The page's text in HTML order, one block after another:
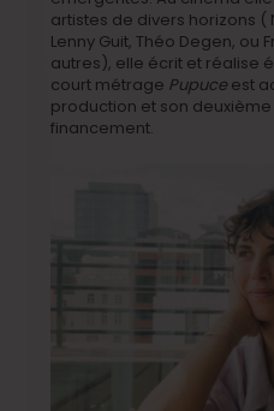
artistes de divers horizons (
Lenny Guit, Théo Degen, ou
autres), elle écrit et réalise
court métrage Pupuce est
production et son
financement.